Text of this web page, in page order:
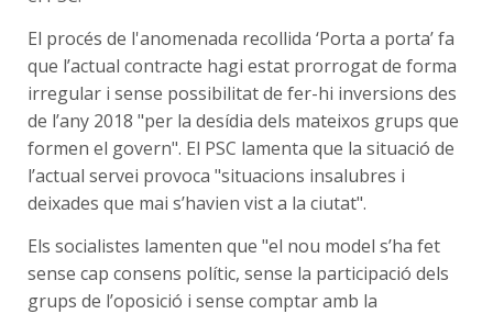
El procés de l'anomenada recollida ‘Porta a porta’ fa
que l’actual contracte hagi estat prorrogat de forma
irregular i sense possibilitat de fer-hi inversions des
de l’any 2018 "per la desídia dels mateixos grups que
formen el govern". El PSC lamenta que la situació de
l’actual servei provoca "situacions insalubres i
deixades que mai s’havien vist a la ciutat".
Els socialistes lamenten que "el nou model s’ha fet
sense cap consens polític, sense la participació dels
grups de l’oposició i sense comptar amb la